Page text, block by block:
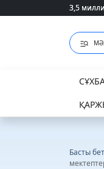
3,5
3,5
Басты бет